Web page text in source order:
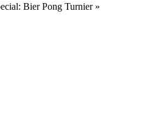
Bier Pong Turnier »